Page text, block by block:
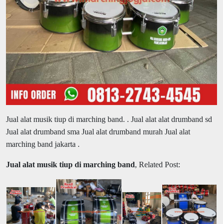
Jual alat musik tiup di marching band. . Jual alat alat drumband sd
Jual alat drumband sma Jual alat drumband murah Jual alat
marching band jakarta .
Jual alat musik tiup di marching band, Related Post: